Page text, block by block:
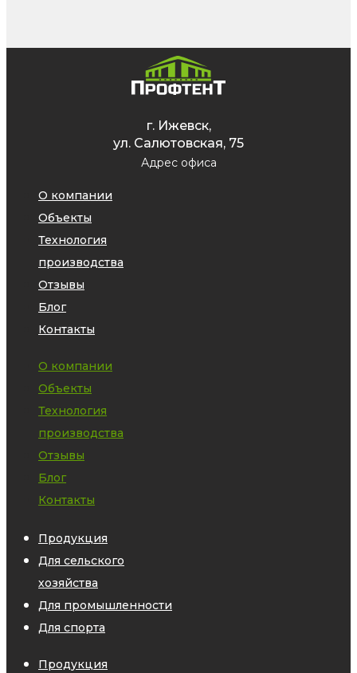
г. Ижевск,
ул. Салютовская, 75
Адрес офиса
О компании
Объекты
Технология
производства
Отзывы
Блог
Контакты
О компании
Объекты
Технология
производства
Отзывы
Блог
Контакты
Продукция
Для сельского
хозяйства
Для промышленности
Для спорта
Продукция